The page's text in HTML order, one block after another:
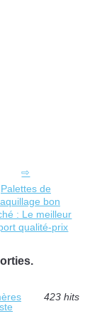
Palettes de
bon
: Le meilleur
qualité-prix
423 hits